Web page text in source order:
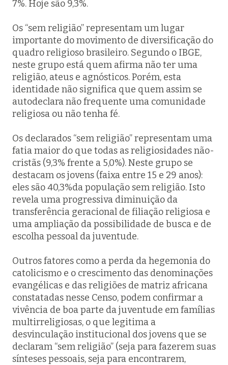
7%. Hoje são 9,3%.
Os “sem religião” representam um lugar
importante do movimento de diversificação do
quadro religioso brasileiro. Segundo o IBGE,
neste grupo está quem afirma não ter uma
religião, ateus e agnósticos. Porém, esta
identidade não significa que quem assim se
autodeclara não frequente uma comunidade
religiosa ou não tenha fé.
Os declarados “sem religião” representam uma
fatia maior do que todas as religiosidades não-
cristãs (9,3% frente a 5,0%). Neste grupo se
destacam os jovens (faixa entre 15 e 29 anos):
eles são 40,3%da população sem religião. Isto
revela uma progressiva diminuição da
transferência geracional de filiação religiosa e
uma ampliação da possibilidade de busca e de
escolha pessoal da juventude.
Outros fatores como a perda da hegemonia do
catolicismo e o crescimento das denominações
evangélicas e das religiões de matriz africana
constatadas nesse Censo, podem confirmar a
vivência de boa parte da juventude em famílias
multirreligiosas, o que legitima a
desvinculação institucional dos jovens que se
declaram “sem religião” (seja para fazerem suas
sínteses pessoais, seja para encontrarem,